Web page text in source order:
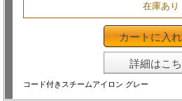
在庫あり
カートに入
詳細はこ
コード付きスチームアイロン グレー